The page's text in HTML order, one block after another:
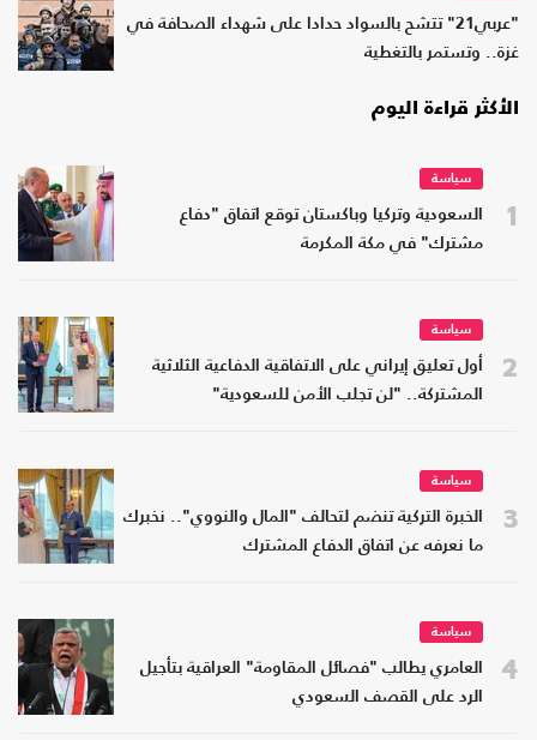
"عربي21" تتشح بالسواد حدادا على شهداء الصحافة في
غزة.. وتستمر بالتغطية
الأكثر قراءة اليوم
1
سياسة
السعودية وتركيا وباكستان توقع اتفاق "دفاع
مشترك" في مكة المكرمة
2
سياسة
أول تعليق إيراني على الاتفاقية الدفاعية الثلاثية
المشتركة.. "لن تجلب الأمن للسعودية"
3
سياسة
الخبرة التركية تنضم لتحالف "المال والنووي".. نخبرك
ما نعرفه عن اتفاق الدفاع المشترك
4
سياسة
العامري يطالب "فصائل المقاومة" العراقية بتأجيل
الرد على القصف السعودي